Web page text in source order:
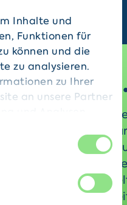
Inhalte und
Funktionen für
können und die
zu analysieren.
zu Ihrer
an unsere Partner
mit weiteren
ihnen bereitgestellt
Ihrer Nutzung